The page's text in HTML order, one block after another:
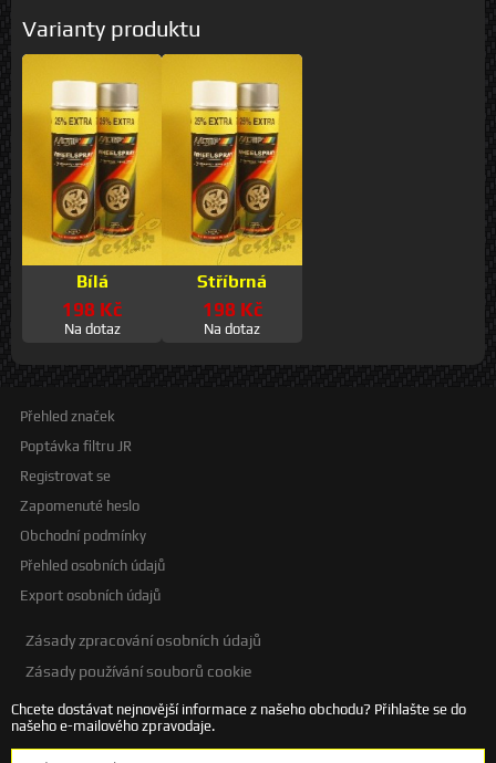
Varianty produktu
Bílá
198 Kč
Na dotaz
Stříbrná
198 Kč
Na dotaz
Přehled značek
Poptávka filtru JR
Registrovat se
Zapomenuté heslo
Obchodní podmínky
Přehled osobních údajů
Export osobních údajů
Zásady zpracování osobních údajů
Zásady používání souborů cookie
Chcete dostávat nejnovější informace z našeho obchodu? Přihlašte se do
našeho e-mailového zpravodaje.